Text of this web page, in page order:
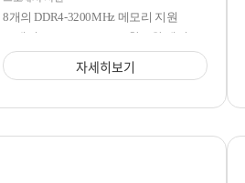
8개의 DDR4-3200MHz 메모리 지원
24개의 3.5/2.5 SATA/SAS 핫스왑 베이
지원
자세히보기